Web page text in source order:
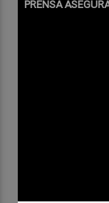
PRENSA